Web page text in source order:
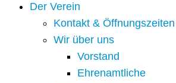
Der Verein
Kontakt & Öffnungszeiten
Wir über uns
Vorstand
Ehrenamtliche